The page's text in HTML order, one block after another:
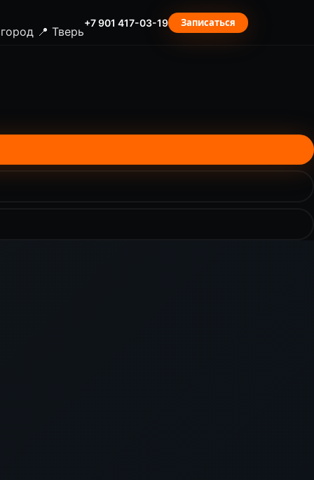
📍 Тверь
+7 901 417-03-19 Записаться